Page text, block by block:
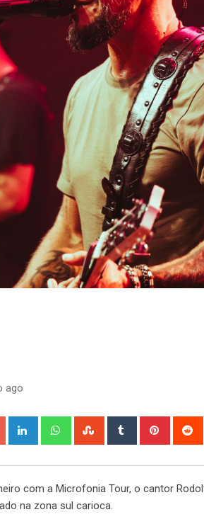
ago
Google+ LinkedIn WhatsappStumbleUpon
Tumblr Pinterest
com a Microfonia Tour, o cantor
na zona sul carioca.